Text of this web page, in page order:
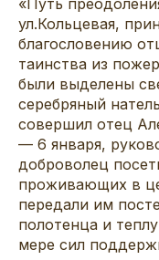
ул.Кольцевая,
благословению
таинства из
были выделены
серебряный
совершил отец
— 6 января,
доброволец
проживающих в
передали им
полотенца и
мере сил